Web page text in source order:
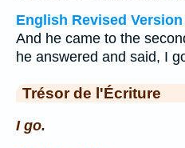
English Revised Version
And he came to the
he answered and said, I
Trésor de l'Écriture
I go.